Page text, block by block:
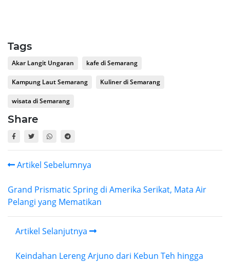
Tags
Akar Langit Ungaran kafe di Semarang
Kampung Laut Semarang Kuliner di Semarang
wisata di Semarang
Share
Artikel Sebelumnya
Grand Prismatic Spring di Amerika Serikat, Mata Air
Pelangi yang Mematikan
Artikel Selanjutnya
Keindahan Lereng Arjuno dari Kebun Teh hingga